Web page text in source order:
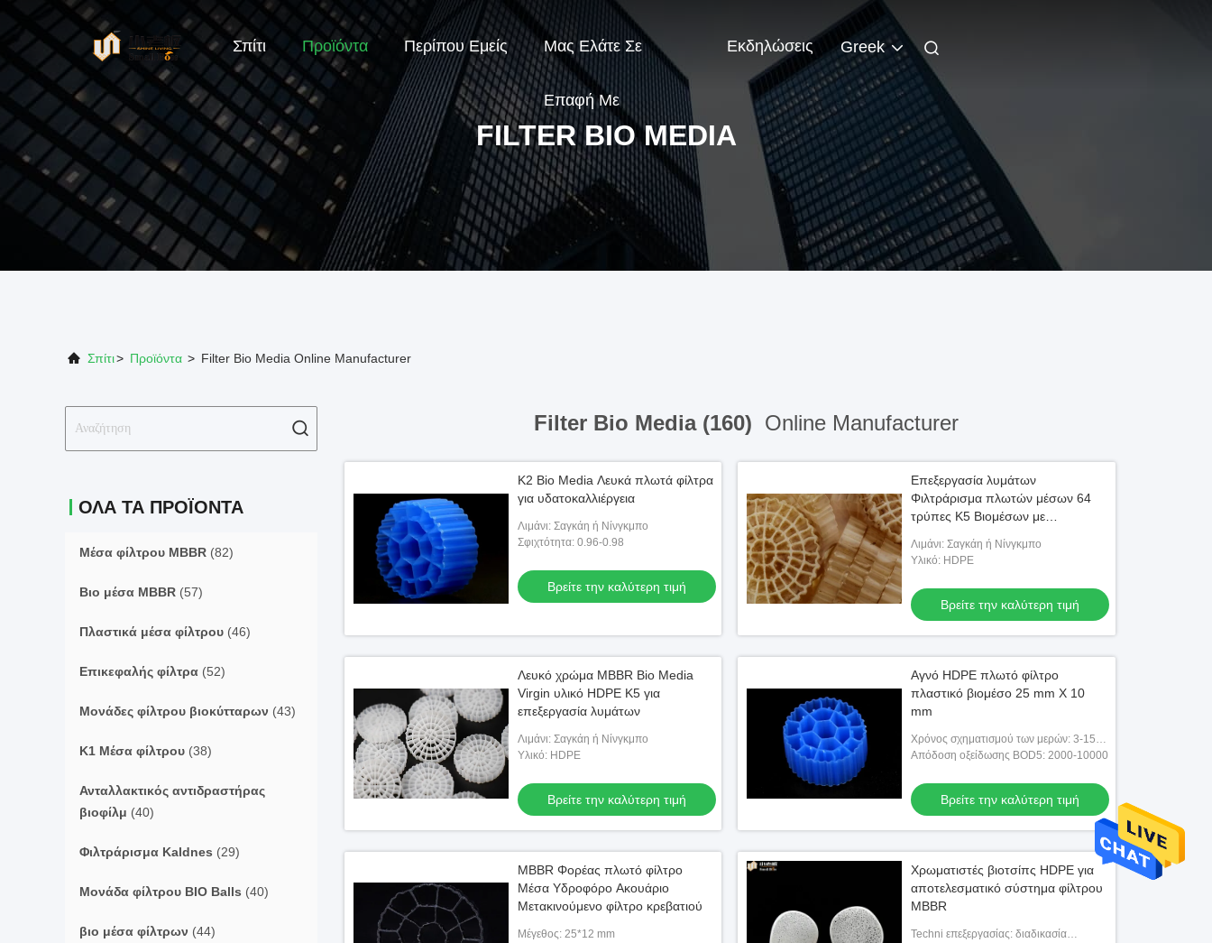
Σπίτι Προϊόντα Περίπου Εμείς Μας Ελάτε Σε
Επαφή Με
Εκδηλώσεις Greek
FILTER BIO MEDIA
Σπίτι> Προϊόντα > Filter Bio Media Online Manufacturer
ΟΛΑ ΤΑ ΠΡΟΪΌΝΤΑ
Μέσα φίλτρου MBBR (82)
Βιο μέσα MBBR (57)
Πλαστικά μέσα φίλτρου (46)
Επικεφαλής φίλτρα (52)
Μονάδες φίλτρου βιοκύτταρων (43)
Κ1 Μέσα φίλτρου (38)
Ανταλλακτικός αντιδραστήρας
βιοφίλμ (40)
Φιλτράρισμα Kaldnes (29)
Μονάδα φίλτρου BIO Balls (40)
βιο μέσα φίλτρων (44)
Filter Bio Media (160) Online Manufacturer
K2 Bio Media Λευκά πλωτά φίλτρα
για υδατοκαλλιέργεια
Λιμάνι: Σαγκάη ή Νίνγκμπο
Σφιχτότητα: 0.96-0.98
Βρείτε την καλύτερη τιμή
Επεξεργασία λυμάτων
Φιλτράρισμα πλωτών μέσων 64
τρύπες K5 Βιομέσων με
Λιμάνι: Σαγκάη ή Νίνγκμπο
Υλικό: HDPE
Βρείτε την καλύτερη τιμή
Λευκό χρώμα MBBR Bio Media
Virgin υλικό HDPE K5 για
επεξεργασία λυμάτων
Λιμάνι: Σαγκάη ή Νίνγκμπο
Υλικό: HDPE
Βρείτε την καλύτερη τιμή
Αγνό HDPE πλωτό φίλτρο
πλαστικό βιομέσο 25 mm X 10
mm
Χρόνος σχηματισμού των μερών: 3-15
ημέρες
Απόδοση οξείδωσης BOD5: 2000-10000
Βρείτε την καλύτερη τιμή
MBBR Φορέας πλωτό φίλτρο
Μέσα Υδροφόρο Ακουάριο
Μετακινούμενο φίλτρο κρεβατιού
Μέγεθος: 25*12 mm
Χρωματιστές βιοτσίπς HDPE για
αποτελεσματικό σύστημα φίλτρου
MBBR
Techni επεξεργασίας: διαδικασία